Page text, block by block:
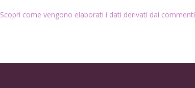
Scopri come vengono elaborati i dati derivati dai commenti